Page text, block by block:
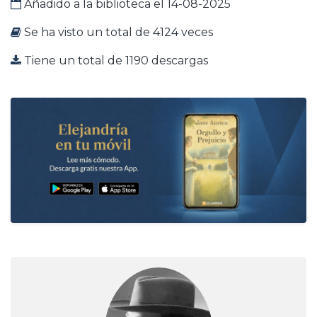
Añadido a la biblioteca el 14-08-2025
Se ha visto un total de 4124 veces
Tiene un total de 1190 descargas